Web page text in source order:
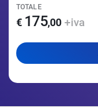
TOTALE
€ 175,00 +iva